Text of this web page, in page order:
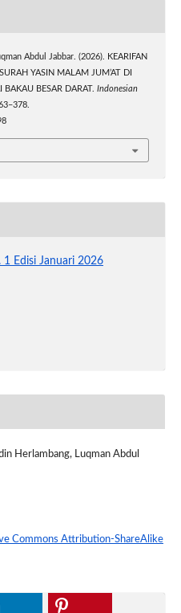
Abdul Jabbar. (2026). KEARIFAN
YASIN MALAM JUM’AT DI
BESAR DARAT. Indonesian
1 Edisi Januari 2026
Herlambang, Luqman Abdul
Commons Attribution-ShareAlike